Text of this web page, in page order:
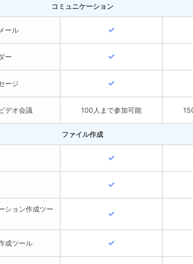
コミュニケーション
ール
ー
ージ
デオ会議 100人まで参加可能
ファイル作成
ション作成ツー
成ツール